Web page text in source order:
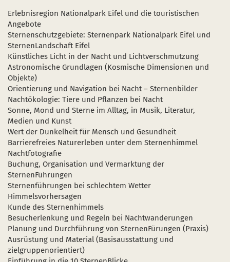
Erlebnisregion Nationalpark Eifel und die touristischen
Angebote
Sternenschutzgebiete: Sternenpark Nationalpark Eifel und
SternenLandschaft Eifel
Künstliches Licht in der Nacht und Lichtverschmutzung
Astronomische Grundlagen (Kosmische Dimensionen und
Objekte)
Orientierung und Navigation bei Nacht – Sternenbilder
Nachtökologie: Tiere und Pflanzen bei Nacht
Sonne, Mond und Sterne im Alltag, in Musik, Literatur,
Medien und Kunst
Wert der Dunkelheit für Mensch und Gesundheit
Barrierefreies Naturerleben unter dem Sternenhimmel
Nachtfotografie
Buchung, Organisation und Vermarktung der
SternenFührungen
Sternenführungen bei schlechtem Wetter
Himmelsvorhersagen
Kunde des Sternenhimmels
Besucherlenkung und Regeln bei Nachtwanderungen
Planung und Durchführung von SternenFürungen (Praxis)
Ausrüstung und Material (Basisausstattung und
zielgruppenorientiert)